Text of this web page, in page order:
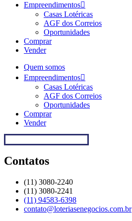
Empreendimentos
Casas Lotéricas
AGF dos Correios
Oportunidades
Comprar
Vender
Quem somos
Empreendimentos
Casas Lotéricas
AGF dos Correios
Oportunidades
Comprar
Vender
Contatos
(11) 3080-2240​
(11) 3080-2241​
(11) 94583-6398
contato@loteriasenegocios.com.br​